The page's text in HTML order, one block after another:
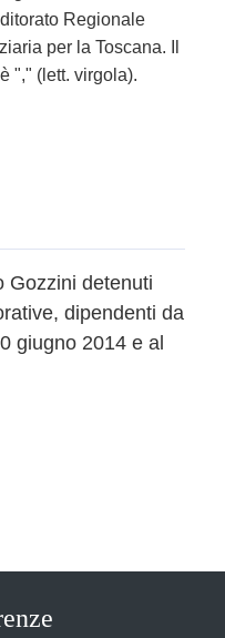
Regionale
per la Toscana. Il
"," (lett. virgola).
Gozzini detenuti
dipendenti da
giugno 2014 e al